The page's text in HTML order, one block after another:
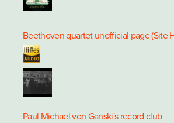
Beethoven quartet unofficial page (Site
Paul Michael von Ganski's record club